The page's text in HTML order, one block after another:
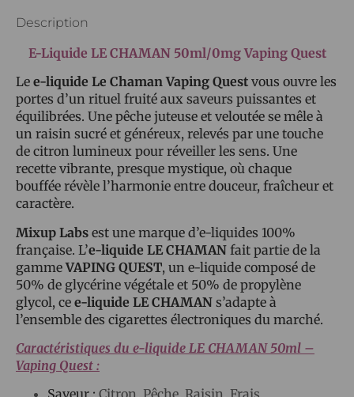
Description
E-Liquide LE CHAMAN 50ml/0mg Vaping Quest
Le e-liquide Le Chaman Vaping Quest vous ouvre les
portes d’un rituel fruité aux saveurs puissantes et
équilibrées. Une pêche juteuse et veloutée se mêle à
un raisin sucré et généreux, relevés par une touche
de citron lumineux pour réveiller les sens. Une
recette vibrante, presque mystique, où chaque
bouffée révèle l’harmonie entre douceur, fraîcheur et
caractère.
Mixup Labs est une marque d’e-liquides 100%
française. L’e-liquide LE CHAMAN fait partie de la
gammeVAPING QUEST, un e-liquide composé de
50% de glycérine végétale et 50% de propylène
glycol, ce e-liquide LE CHAMAN s’adapte à
l’ensemble des cigarettes électroniques du marché.
Caractéristiques du e-liquide LE CHAMAN 50ml –
Vaping Quest :